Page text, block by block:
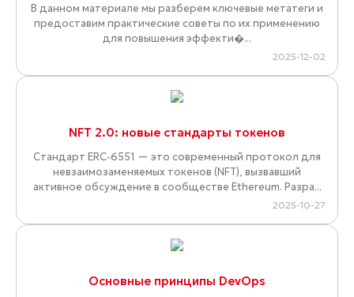
В данном материале мы разберем ключевые метатеги и
предоставим практические советы по их применению
для повышения эффекти�...
2025-12-02
NFT 2.0: новые стандарты токенов
Стандарт ERC-6551 — это современный протокол для
невзаимозаменяемых токенов (NFT), вызвавший
активное обсуждение в сообществе Ethereum. Разра...
2025-10-27
Основные принципы DevOps